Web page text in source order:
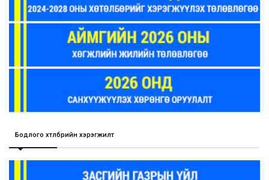
Бодлого хөтөлбөрийн хэрэгжилт